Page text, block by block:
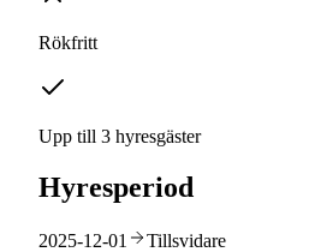
Rökfritt
Upp till 3 hyresgäster
Hyresperiod
2025-12-01 Tillsvidare